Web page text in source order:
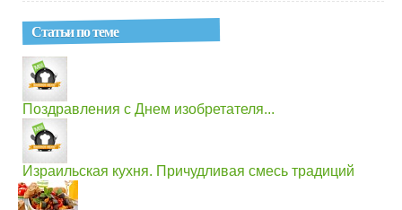
Статьи по теме
Поздравления с Днем изобретателя...
Израильская кухня. Причудливая смесь традиций